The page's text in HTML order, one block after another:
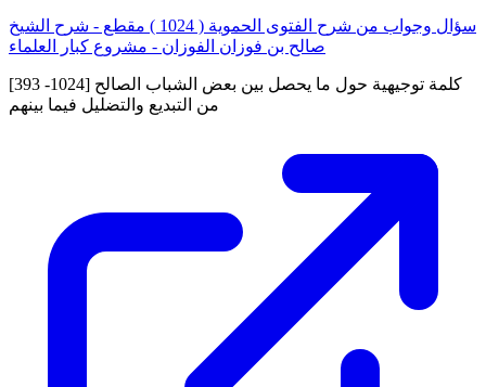
سؤال وجواب من شرح الفتوى الحموية ( 1024 ) مقطع - شرح الشيخ
صالح بن فوزان الفوزان - مشروع كبار العلماء
[393 -1024] كلمة توجيهية حول ما يحصل بين بعض الشباب الصالح
من التبديع والتضليل فيما بينهم